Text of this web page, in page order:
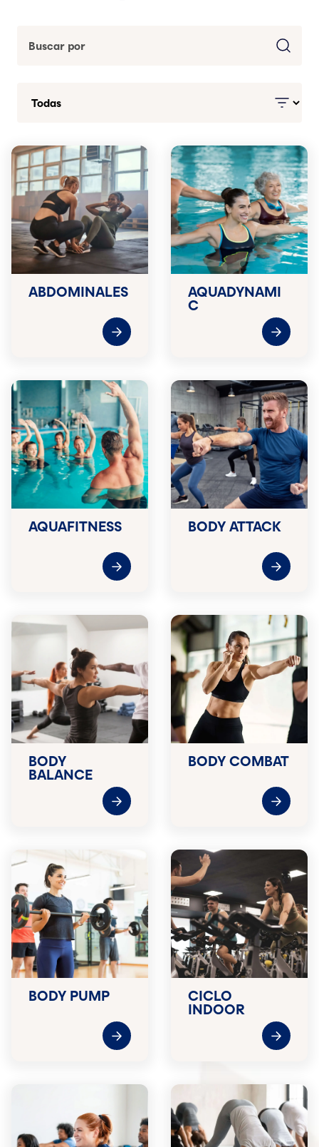
ABDOMINALES
AQUADYNAMI
C
AQUAFITNESS BODY ATTACK
BODY
BALANCE
BODY COMBAT
BODY PUMP
CICLO
INDOOR